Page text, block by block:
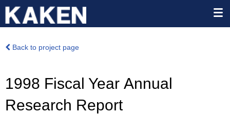
Back to project page
1998 Fiscal Year Annual
Research Report